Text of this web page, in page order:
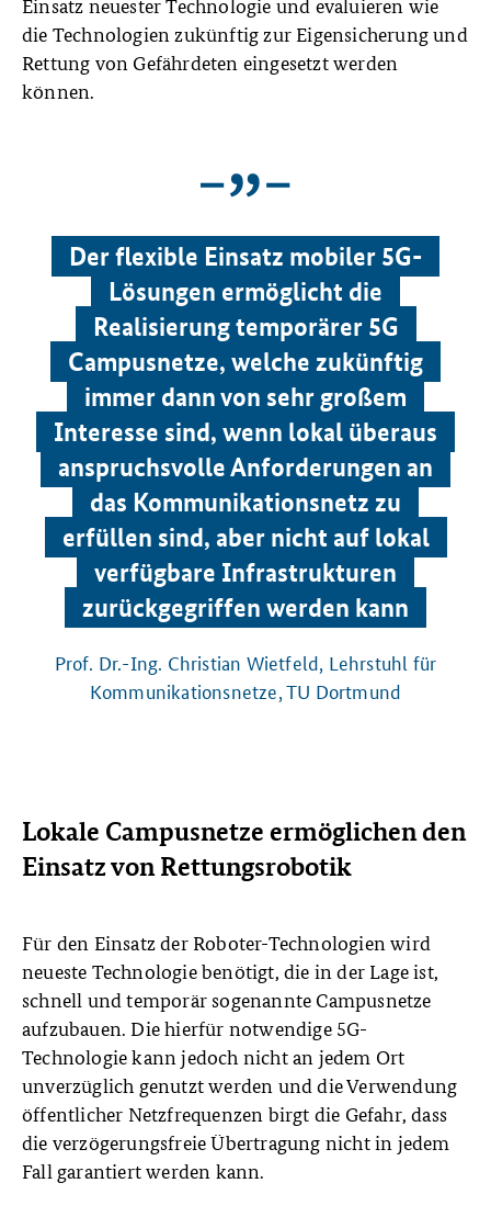
die Technologien zukünftig zur Eigensicherung und
Rettung von Gefährdeten eingesetzt werden
können.
Der flexible Einsatz mobiler 5G-
Lösungen ermöglicht die
Realisierung temporärer 5G
Campusnetze, welche zukünftig
immer dann von sehr großem
Interesse sind, wenn lokal überaus
anspruchsvolle Anforderungen an
das Kommunikationsnetz zu
erfüllen sind, aber nicht auf lokal
verfügbare Infrastrukturen
zurückgegriffen werden kann
Prof. Dr.-Ing. Christian Wietfeld, Lehrstuhl für
Kommunikationsnetze, TU Dortmund
Lokale Campusnetze ermöglichen den
Einsatz von Rettungsrobotik
Für den Einsatz der Roboter-Technologien wird
neueste Technologie benötigt, die in der Lage ist,
schnell und temporär sogenannte Campusnetze
aufzubauen. Die hierfür notwendige 5G-
Technologie kann jedoch nicht an jedem Ort
unverzüglich genutzt werden und die Verwendung
öffentlicher Netzfrequenzen birgt die Gefahr, dass
die verzögerungsfreie Übertragung nicht in jedem
Fall garantiert werden kann.